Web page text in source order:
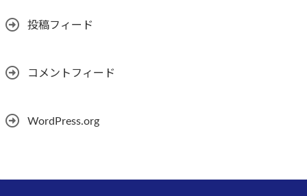
投稿フィード
コメントフィード
WordPress.org